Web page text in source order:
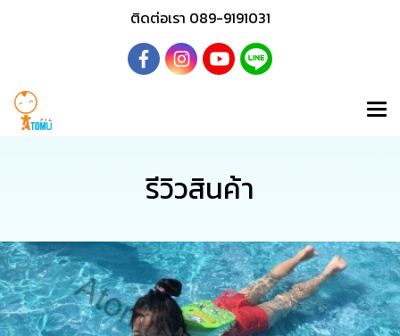
ติดต่อเรา 089-9191031
รีวิวสินค้า